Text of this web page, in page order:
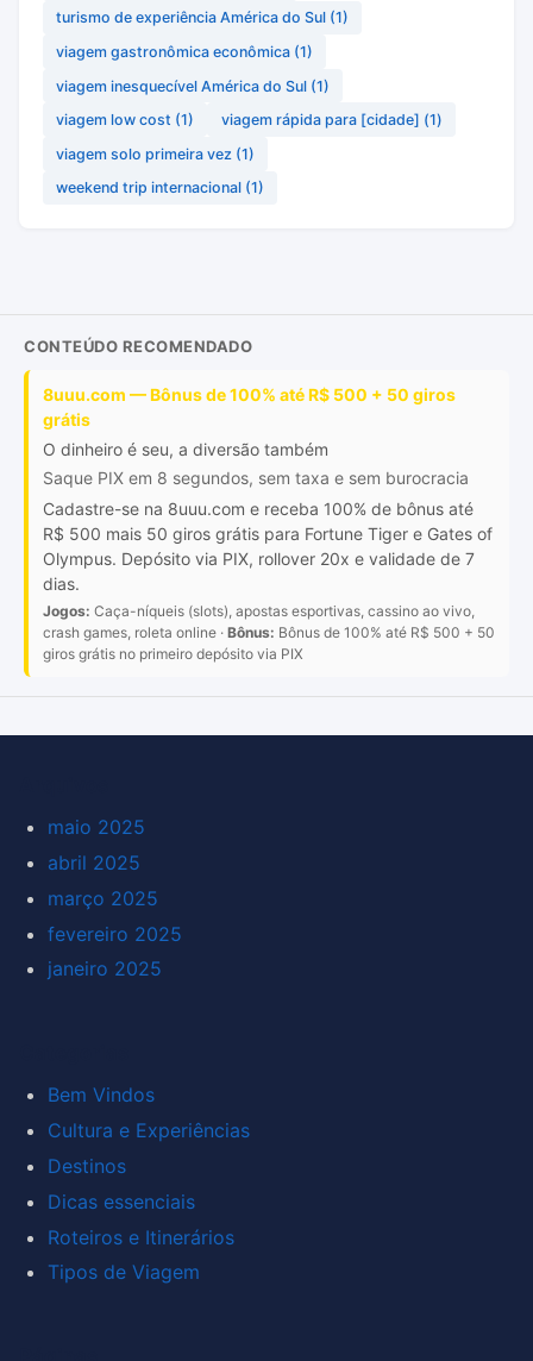
turismo de experiência América do Sul (1)
viagem gastronômica econômica (1)
viagem inesquecível América do Sul (1)
viagem low cost (1) viagem rápida para [cidade] (1)
viagem solo primeira vez (1)
weekend trip internacional (1)
CONTEÚDO RECOMENDADO
8uuu.com — Bônus de 100% até R$ 500 + 50 giros
grátis
O dinheiro é seu, a diversão também
Saque PIX em 8 segundos, sem taxa e sem burocracia
Cadastre-se na 8uuu.com e receba 100% de bônus até
R$ 500 mais 50 giros grátis para Fortune Tiger e Gates of
Olympus. Depósito via PIX, rollover 20x e validade de 7
dias.
Jogos: Caça-níqueis (slots), apostas esportivas, cassino ao vivo,
crash games, roleta online · Bônus: Bônus de 100% até R$ 500 + 50
giros grátis no primeiro depósito via PIX
maio 2025
abril 2025
março 2025
fevereiro 2025
janeiro 2025
Bem Vindos
Cultura e Experiências
Destinos
Dicas essenciais
Roteiros e Itinerários
Tipos de Viagem